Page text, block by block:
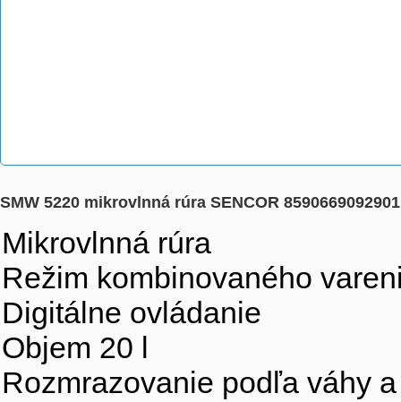
SMW 5220 mikrovlnná rúra SENCOR 8590669092901
Mikrovlnná rúra
Režim kombinovaného
Digitálne ovládanie
Objem 20 l
Rozmrazovanie podľa váhy